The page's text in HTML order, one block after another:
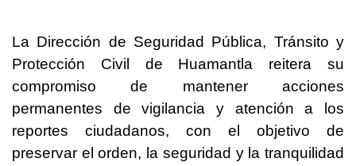
La Dirección de Seguridad Pública, Tránsito y
Protección Civil de Huamantla reitera su
compromiso de mantener acciones
permanentes de vigilancia y atención a los
reportes ciudadanos, con el objetivo de
preservar el orden, la seguridad y la tranquilidad